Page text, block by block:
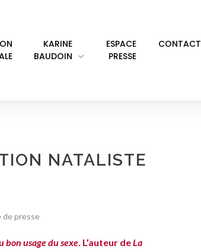
KARINE
BAUDOIN
ESPACE
PRESSE
CONTACT
NATALISTE
de presse
bon usage du sexe . L’auteur deLa